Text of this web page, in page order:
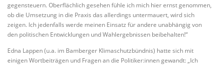
gegensteuern. Oberflächlich gesehen fühle ich mich hier ernst genommen,
ob die Umsetzung in die Praxis das allerdings untermauert, wird sich
zeigen. Ich jedenfalls werde meinen Einsatz für andere unabhängig von
den politischen Entwicklungen und Wahlergebnissen beibehalten!“
Edna Lappen (u.a. im Bamberger Klimaschutzbündnis) hatte sich mit
einigen Wortbeiträgen und Fragen an die Politiker:innen gewandt: „Ich